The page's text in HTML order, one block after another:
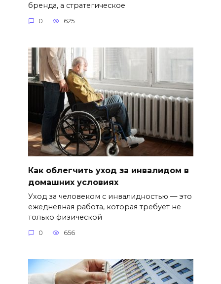
бренда, а стратегическое
0 625
Как облегчить уход за инвалидом в
домашних условиях
Уход за человеком с инвалидностью — это
ежедневная работа, которая требует не
только физической
0 656